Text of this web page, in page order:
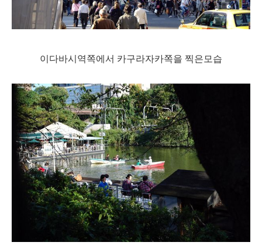
이다바시역쪽에서 카구라자카쪽을 찍은모습